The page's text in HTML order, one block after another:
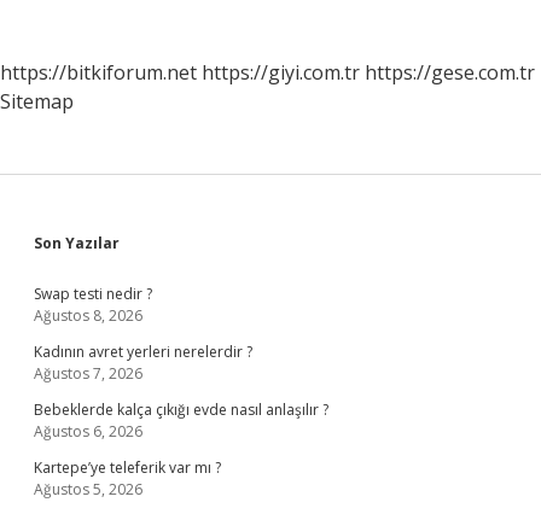
https://bitkiforum.net https://giyi.com.tr https://gese.com.tr
Sitemap
Sidebar
Son Yazılar
Swap testi nedir ?
Ağustos 8, 2026
Kadının avret yerleri nerelerdir ?
Ağustos 7, 2026
Bebeklerde kalça çıkığı evde nasıl anlaşılır ?
Ağustos 6, 2026
Kartepe’ye teleferik var mı ?
Ağustos 5, 2026